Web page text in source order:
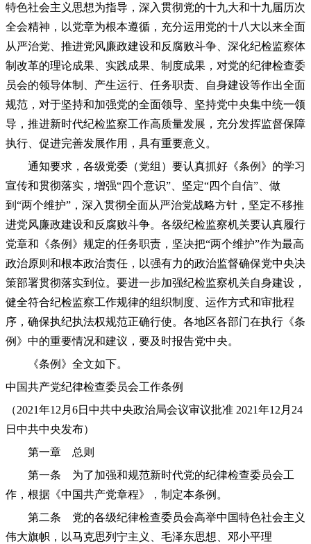
特色社会主义思想为指导，深入贯彻党的十九大和十九届历次
全会精神，以党章为根本遵循，充分运用党的十八大以来全面
从严治党、推进党风廉政建设和反腐败斗争、深化纪检监察体
制改革的理论成果、实践成果、制度成果，对党的纪律检查委
员会的领导体制、产生运行、任务职责、自身建设等作出全面
规范，对于坚持和加强党的全面领导、坚持党中央集中统一领
导，推进新时代纪检监察工作高质量发展，充分发挥监督保障
执行、促进完善发展作用，具有重要意义。
通知要求，各级党委（党组）要认真抓好《条例》的学习
宣传和贯彻落实，增强“四个意识”、坚定“四个自信”、做
到“两个维护”，深入贯彻全面从严治党战略方针，坚定不移推
进党风廉政建设和反腐败斗争。各级纪检监察机关要认真履行
党章和《条例》规定的任务职责，坚决把“两个维护”作为最高
政治原则和根本政治责任，以强有力的政治监督确保党中央决
策部署贯彻落实到位。要进一步加强纪检监察机关自身建设，
健全符合纪检监察工作规律的组织制度、运作方式和审批程
序，确保执纪执法权规范正确行使。各地区各部门在执行《条
例》中的重要情况和建议，要及时报告党中央。
《条例》全文如下。
中国共产党纪律检查委员会工作条例
（2021年12月6日中共中央政治局会议审议批准 2021年12月24
日中共中央发布）
第一章 总则
第一条 为了加强和规范新时代党的纪律检查委员会工
作，根据《中国共产党章程》，制定本条例。
第二条 党的各级纪律检查委员会高举中国特色社会主义
伟大旗帜，以马克思列宁主义、毛泽东思想、邓小平理